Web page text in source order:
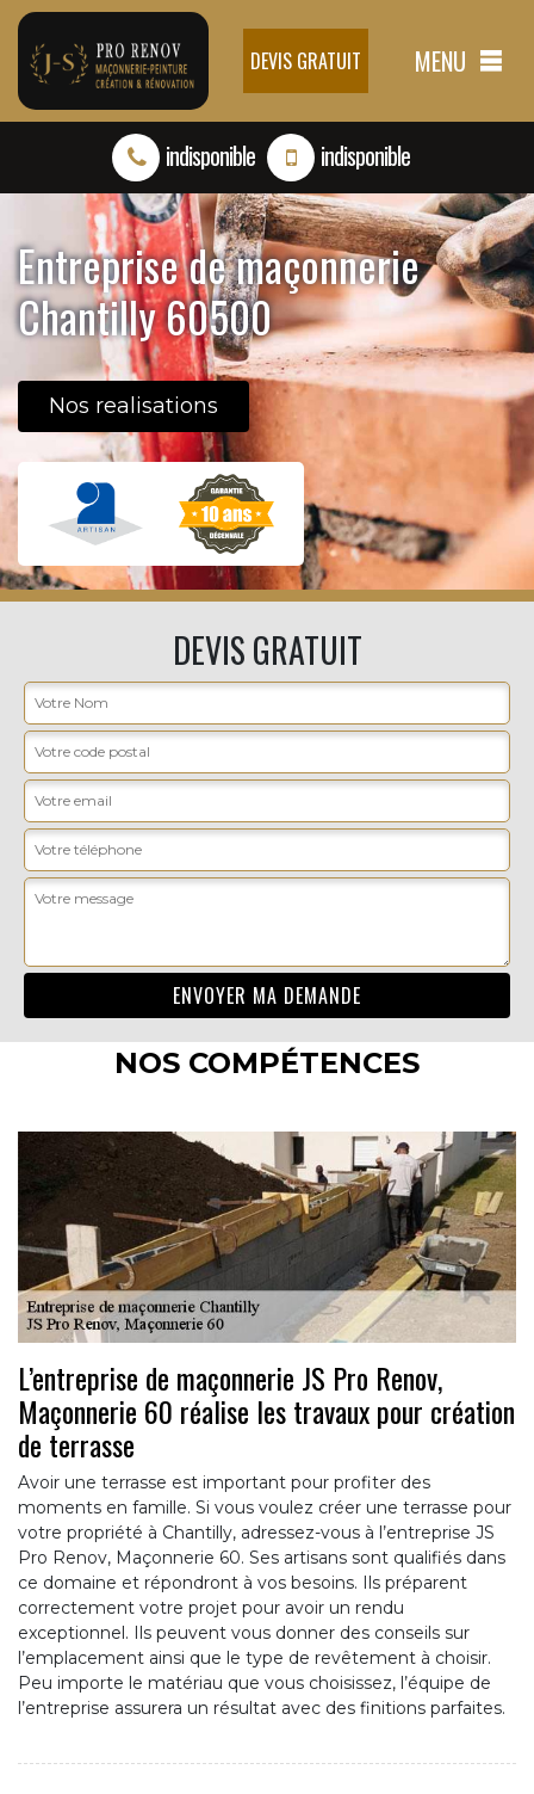
DEVIS GRATUIT MENU
indisponible indisponible
Entreprise de maçonnerie
Chantilly 60500
Nos realisations
DEVIS GRATUIT
NOS COMPÉTENCES
L’entreprise de maçonnerie JS Pro Renov,
Maçonnerie 60 réalise les travaux pour création
de terrasse
Avoir une terrasse est important pour profiter des
moments en famille. Si vous voulez créer une terrasse pour
votre propriété à Chantilly, adressez-vous à l’entreprise JS
Pro Renov, Maçonnerie 60. Ses artisans sont qualifiés dans
ce domaine et répondront à vos besoins. Ils préparent
correctement votre projet pour avoir un rendu
exceptionnel. Ils peuvent vous donner des conseils sur
l’emplacement ainsi que le type de revêtement à choisir.
Peu importe le matériau que vous choisissez, l’équipe de
l’entreprise assurera un résultat avec des finitions parfaites.